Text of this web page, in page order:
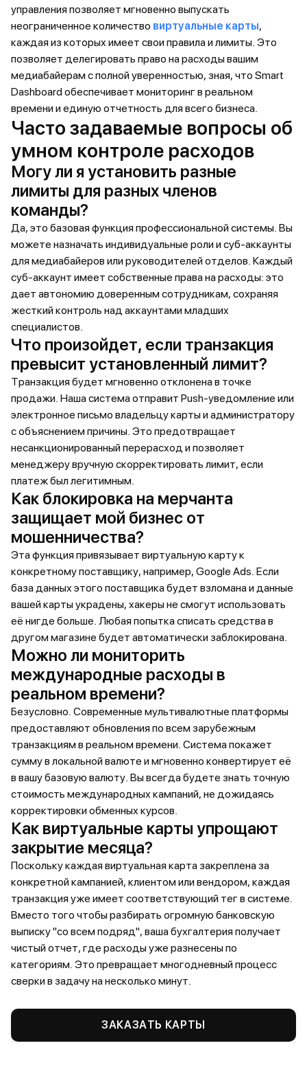
управления позволяет мгновенно выпускать
неограниченное количество виртуальные карты,
каждая из которых имеет свои правила и лимиты. Это
позволяет делегировать право на расходы вашим
медиабайерам с полной уверенностью, зная, что Smart
Dashboard обеспечивает мониторинг в реальном
времени и единую отчетность для всего бизнеса.
Часто задаваемые вопросы об
умном контроле расходов
Могу ли я установить разные
лимиты для разных членов
команды?
Да, это базовая функция профессиональной системы. Вы
можете назначать индивидуальные роли и суб-аккаунты
для медиабайеров или руководителей отделов. Каждый
суб-аккаунт имеет собственные права на расходы: это
дает автономию доверенным сотрудникам, сохраняя
жесткий контроль над аккаунтами младших
специалистов.
Что произойдет, если транзакция
превысит установленный лимит?
Транзакция будет мгновенно отклонена в точке
продажи. Наша система отправит Push-уведомление или
электронное письмо владельцу карты и администратору
с объяснением причины. Это предотвращает
несанкционированный перерасход и позволяет
менеджеру вручную скорректировать лимит, если
платеж был легитимным.
Как блокировка на мерчанта
защищает мой бизнес от
мошенничества?
Эта функция привязывает виртуальную карту к
конкретному поставщику, например, Google Ads. Если
база данных этого поставщика будет взломана и данные
вашей карты украдены, хакеры не смогут использовать
её нигде больше. Любая попытка списать средства в
другом магазине будет автоматически заблокирована.
Можно ли мониторить
международные расходы в
реальном времени?
Безусловно. Современные мультивалютные платформы
предоставляют обновления по всем зарубежным
транзакциям в реальном времени. Система покажет
сумму в локальной валюте и мгновенно конвертирует её
в вашу базовую валюту. Вы всегда будете знать точную
стоимость международных кампаний, не дожидаясь
корректировки обменных курсов.
Как виртуальные карты упрощают
закрытие месяца?
Поскольку каждая виртуальная карта закреплена за
конкретной кампанией, клиентом или вендором, каждая
транзакция уже имеет соответствующий тег в системе.
Вместо того чтобы разбирать огромную банковскую
выписку "со всем подряд", ваша бухгалтерия получает
чистый отчет, где расходы уже разнесены по
категориям. Это превращает многодневный процесс
сверки в задачу на несколько минут.
ЗАКАЗАТЬ КАРТЫ